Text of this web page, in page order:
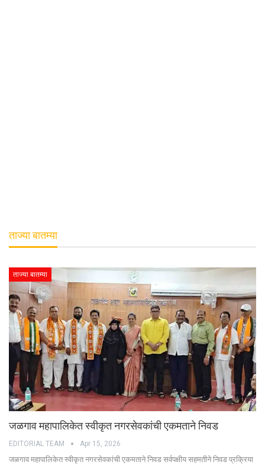
ताज्या बातम्या
ताज्या बातम्या
जळगाव महापालिकेत स्वीकृत नगरसेवकांची एकमताने निवड
EDITORIAL TEAM Apr 15, 2026
जळगाव महापालिकेत स्वीकृत नगरसेवकांची एकमताने निवड सर्वपक्षीय सहमतीने निवड प्रक्रिया